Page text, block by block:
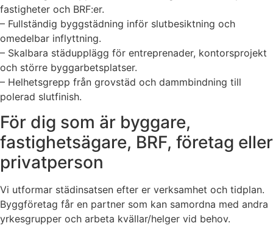
fastigheter och BRF:er.
– Fullständig byggstädning inför slutbesiktning och
omedelbar inflyttning.
– Skalbara städupplägg för entreprenader, kontorsprojekt
och större byggarbetsplatser.
– Helhetsgrepp från grovstäd och dammbindning till
polerad slutfinish.
För dig som är byggare,
fastighetsägare, BRF, företag eller
privatperson
Vi utformar städinsatsen efter er verksamhet och tidplan.
Byggföretag får en partner som kan samordna med andra
yrkesgrupper och arbeta kvällar/helger vid behov.